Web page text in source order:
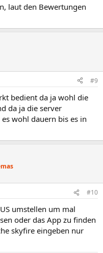
laut den Bewertungen
#9
bedient da ja wohl die
da ja die server
wohl dauern bis es in
#10
umstellen um mal
oder das App zu finden
skyfire eingeben nur